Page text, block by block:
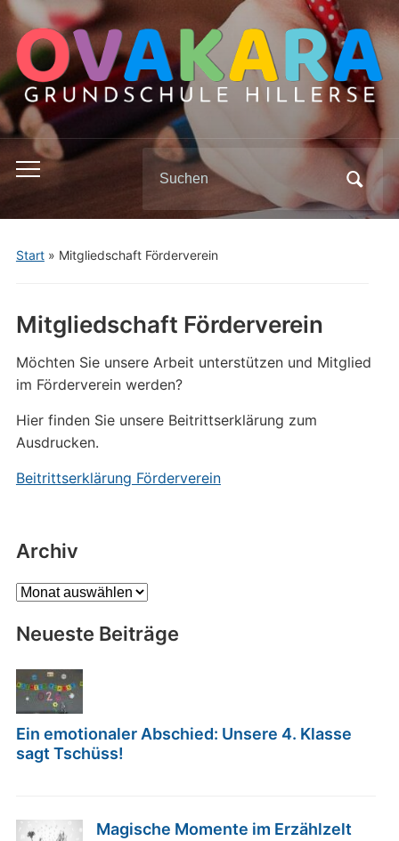
Toggle
menu
Search
for:
Start» Mitgliedschaft Förderverein
Archiv
Archiv
Neueste Beiträge
Ein emotionaler Abschied: Unsere 4. Klasse
sagt Tschüss!
Magische Momente im Erzählzelt
Mitgliedschaft Förderverein
Möchten Sie unsere Arbeit unterstützen und Mitglied
im Förderverein werden?
Hier finden Sie unsere Beitrittserklärung zum
Ausdrucken.
Beitrittserklärung Förderverein